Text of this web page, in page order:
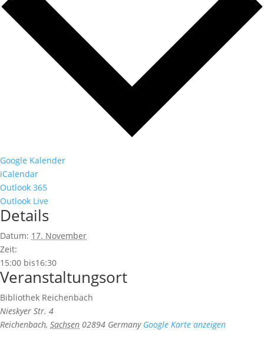
Google Kalender
iCalendar
Outlook 365
Outlook Live
Details
Datum: 17. November
Zeit:
15:00 bis16:30
Veranstaltungsort
Bibliothek Reichenbach
Nieskyer Str. 4
Reichenbach, Sachsen 02894 Germany Google Karte anzeigen